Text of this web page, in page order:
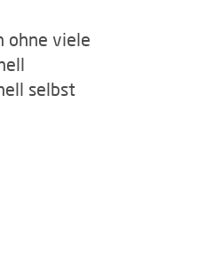
ohne viele
selbst